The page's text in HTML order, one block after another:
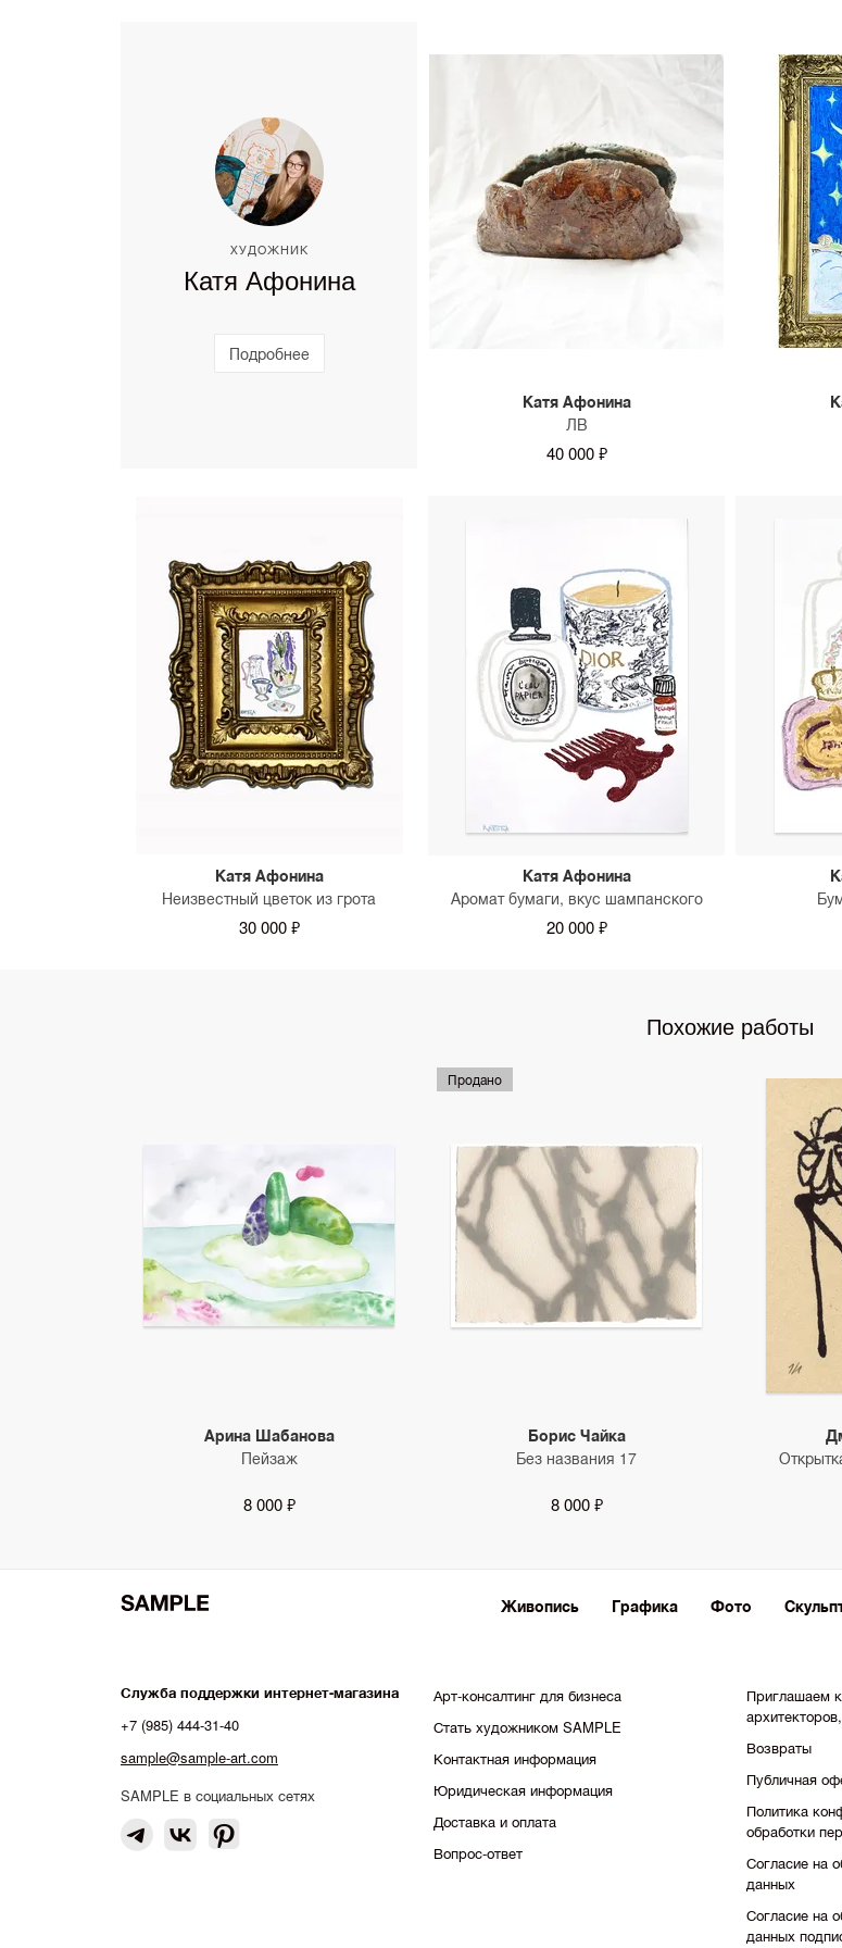
ХУДОЖНИК
Катя Афонина
Подробнее
Катя Афонина
ЛВ
40 000 ₽
Катя Афонина
Неизвестный цветок из грота
30 000 ₽
Катя Афонина
Аромат бумаги, вкус шампанского
20 000 ₽
Похожие работы
Арина Шабанова
Пейзаж
8 000 ₽
Продано
Борис Чайка
Без названия 17
8 000 ₽
Живопись Графика Фото
Служба поддержки интернет-магазина
+7 (985) 444-31-40
sample@sample-art.com
SAMPLE в социальных сетях
Арт-консалтинг для бизнеса
Стать художником SAMPLE
Контактная информация
Юридическая информация
Доставка и оплата
Вопрос-ответ
Приглашаем
Возвраты
Публичная
Политика
обработки
Согласие на
данных
Согласие на
данных